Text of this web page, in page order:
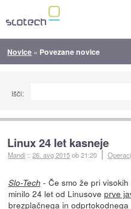
Novice » Povezane novice
Išči:
Linux 24 let kasneje
Mandi ::26. avg 2015ob 21:20
Slo-Tech - Če smo že pri
minilo 24 let od Linusove prve
brezplačnega in